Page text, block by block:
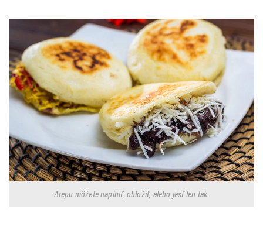
Arepu môžete naplniť, obložiť, alebo jesť len tak.